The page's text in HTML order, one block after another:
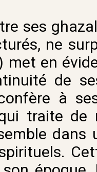
ses
ne
met en
de
à
traite